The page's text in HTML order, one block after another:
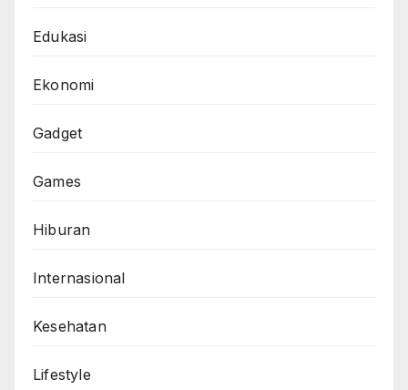
Edukasi
Ekonomi
Gadget
Games
Hiburan
Internasional
Kesehatan
Lifestyle